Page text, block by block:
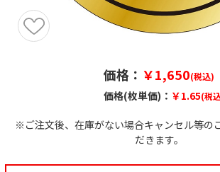
価格： ￥1,650(税込)
価格(枚単価)： ￥1.65(税
※ご注文後、在庫がない場合キャンセル等の
だきます。